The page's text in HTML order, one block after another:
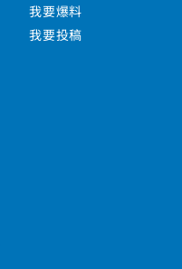
我要爆料
我要投稿